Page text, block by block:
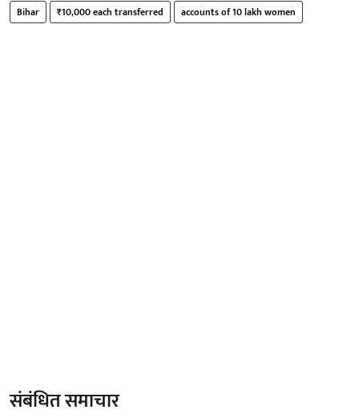
Bihar ₹10,000 each transferred accounts of 10 lakh women
संबंधित समाचार